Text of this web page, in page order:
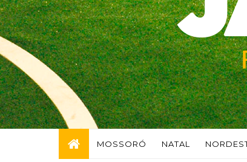
MOSSORÓ NATAL